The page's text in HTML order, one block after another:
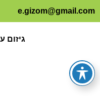
e.gizom@gmail.com
גיזום